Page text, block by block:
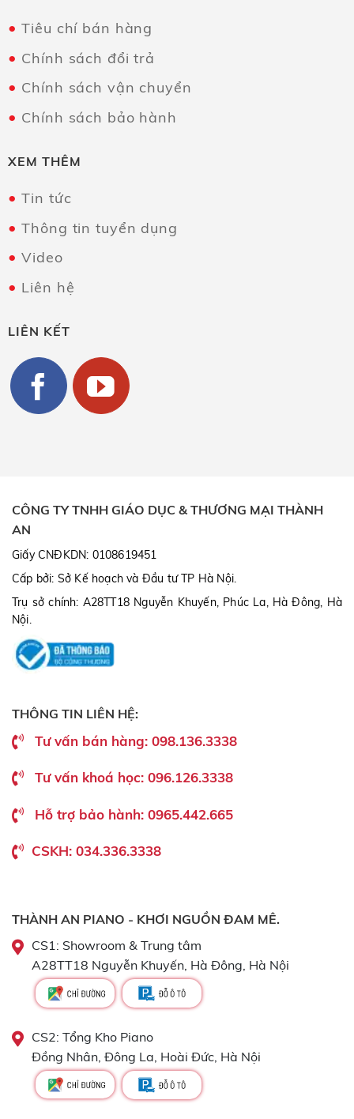
Tiêu chí bán hàng
Chính sách đổi trả
Chính sách vận chuyển
Chính sách bảo hành
XEM THÊM
Tin tức
Thông tin tuyển dụng
Video
Liên hệ
LIÊN KẾT
CÔNG TY TNHH GIÁO DỤC & THƯƠNG MẠI THÀNH
AN
Giấy CNĐKDN: 0108619451
Cấp bởi: Sở Kế hoạch và Đầu tư TP Hà Nội.
Trụ sở chính: A28TT18 Nguyễn Khuyến, Phúc La, Hà Đông, Hà
Nội.
THÔNG TIN LIÊN HỆ:
Tư vấn bán hàng: 098.136.3338
Tư vấn khoá học: 096.126.3338
Hỗ trợ bảo hành: 0965.442.665
CSKH: 034.336.3338
THÀNH AN PIANO - KHƠI NGUỒN ĐAM MÊ.
CS1: Showroom & Trung tâm
A28TT18 Nguyễn Khuyến, Hà Đông, Hà Nội
CS2: Tổng Kho Piano
Đồng Nhân, Đông La, Hoài Đức, Hà Nội